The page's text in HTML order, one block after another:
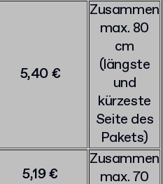
5,40 €
Zusammen
max. 80
cm
(längste
und
kürzeste
Seite des
Pakets)
5,19 €
Zusammen
max. 70